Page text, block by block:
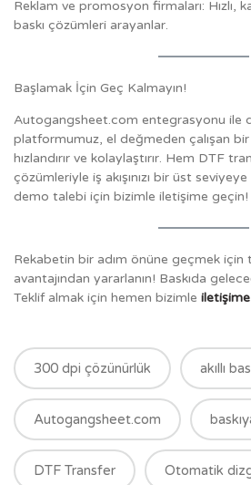
Reklam ve promosyon firmaları: Hızlı,
baskı çözümleri arayanlar.
Başlamak İçin Geç Kalmayın!
Autogangsheet.com entegrasyonu ile
platformumuz, el değmeden çalışan
hızlandırır ve kolaylaştırır. Hem DTF
çözümleriyle iş akışınızı bir üst
demo talebi için bizimle iletişime geçin!
Rekabetin bir adım önüne geçmek
avantajından yararlanın! Baskıda
Teklif almak için hemen bizimle iletişime
300 dpi çözünürlük akıllı
Autogangsheet.com
DTF Transfer Otomatik